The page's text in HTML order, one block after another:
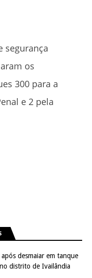
segurança
os
300 para a
e 2 pela
desmaiar em tanque
distrito de Ivailândia